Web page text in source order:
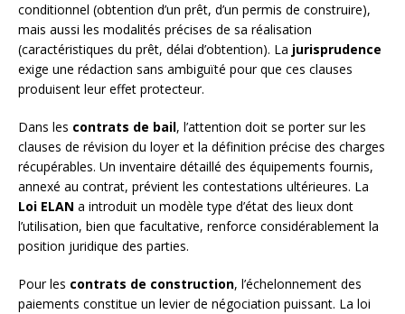
conditionnel (obtention d’un prêt, d’un permis de construire),
mais aussi les modalités précises de sa réalisation
(caractéristiques du prêt, délai d’obtention). La jurisprudence
exige une rédaction sans ambiguïté pour que ces clauses
produisent leur effet protecteur.
Dans les contrats de bail, l’attention doit se porter sur les
clauses de révision du loyer et la définition précise des charges
récupérables. Un inventaire détaillé des équipements fournis,
annexé au contrat, prévient les contestations ultérieures. La
Loi ELAN a introduit un modèle type d’état des lieux dont
l’utilisation, bien que facultative, renforce considérablement la
position juridique des parties.
Pour les contrats de construction, l’échelonnement des
paiements constitue un levier de négociation puissant. La loi